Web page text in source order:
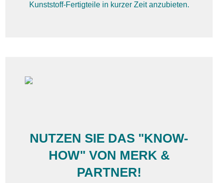
Kunststoff-Fertigteile in kurzer Zeit anzubieten.
NUTZEN SIE DAS "KNOW-
HOW" VON MERK &
PARTNER!